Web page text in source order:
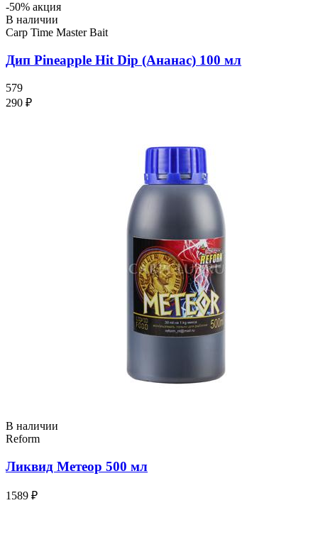
-50% акция
В наличии
Carp Time Master Bait
Дип Pineapple Hit Dip (Ананас) 100 мл
579
290 ₽
В наличии
Reform
Ликвид Метеор 500 мл
1589 ₽